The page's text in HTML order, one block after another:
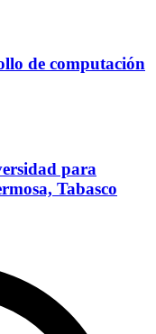
de computación
para
Tabasco